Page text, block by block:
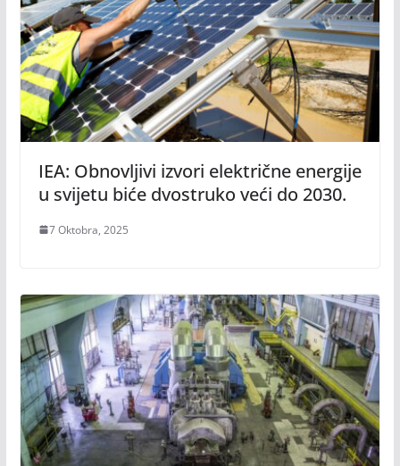
IEA: Obnovljivi izvori električne energije
u svijetu biće dvostruko veći do 2030.
7 Oktobra, 2025